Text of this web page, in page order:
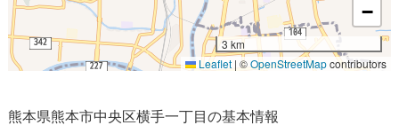
−
3 km
Leaflet | ©OpenStreetMapcontributors
熊本県熊本市中央区横手一丁目の基本情報